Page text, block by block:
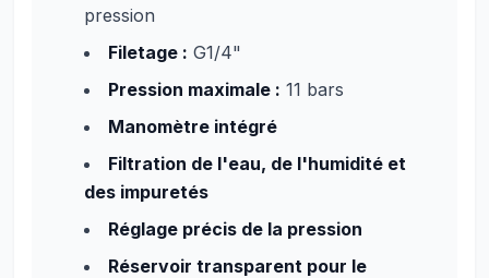
pression
Filetage : G1/4"
Pression maximale : 11 bars
Manomètre intégré
Filtration de l'eau, de l'humidité et
des impuretés
Réglage précis de la pression
Réservoir transparent pour le